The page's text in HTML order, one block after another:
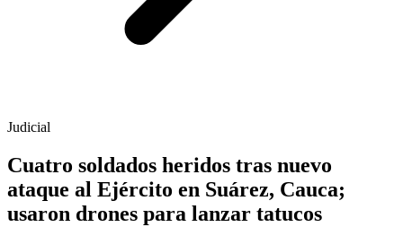
Judicial
Cuatro soldados heridos tras nuevo
ataque al Ejército en Suárez, Cauca;
usaron drones para lanzar tatucos